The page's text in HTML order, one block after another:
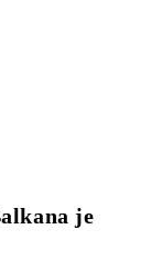
je